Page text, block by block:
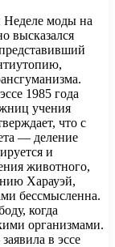
Неделе моды на
высказался
1985 года
учения
что с
— деление
и
животного,
Харауэй,
бессмысленна.
когда
организмами.
в эссе